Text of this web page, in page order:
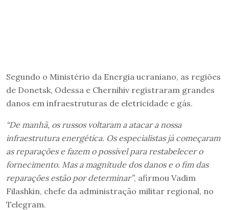
Segundo o Ministério da Energia ucraniano, as regiões
de Donetsk, Odessa e Chernihiv registraram grandes
danos em infraestruturas de eletricidade e gás.
“De manhã, os russos voltaram a atacar a nossa
infraestrutura energética. Os especialistas já começaram
as reparações e fazem o possível para restabelecer o
fornecimento. Mas a magnitude dos danos e o fim das
reparações estão por determinar”, afirmou Vadim
Filashkin, chefe da administração militar regional, no
Telegram.